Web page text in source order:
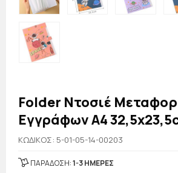
Folder Ντοσιέ
Εγγράφων Α4
KΩΔΙΚΟΣ: 5-01-05-14-00203
ΠΑΡΑΔΟΣΗ:1-3 ΗΜΕΡΕΣ